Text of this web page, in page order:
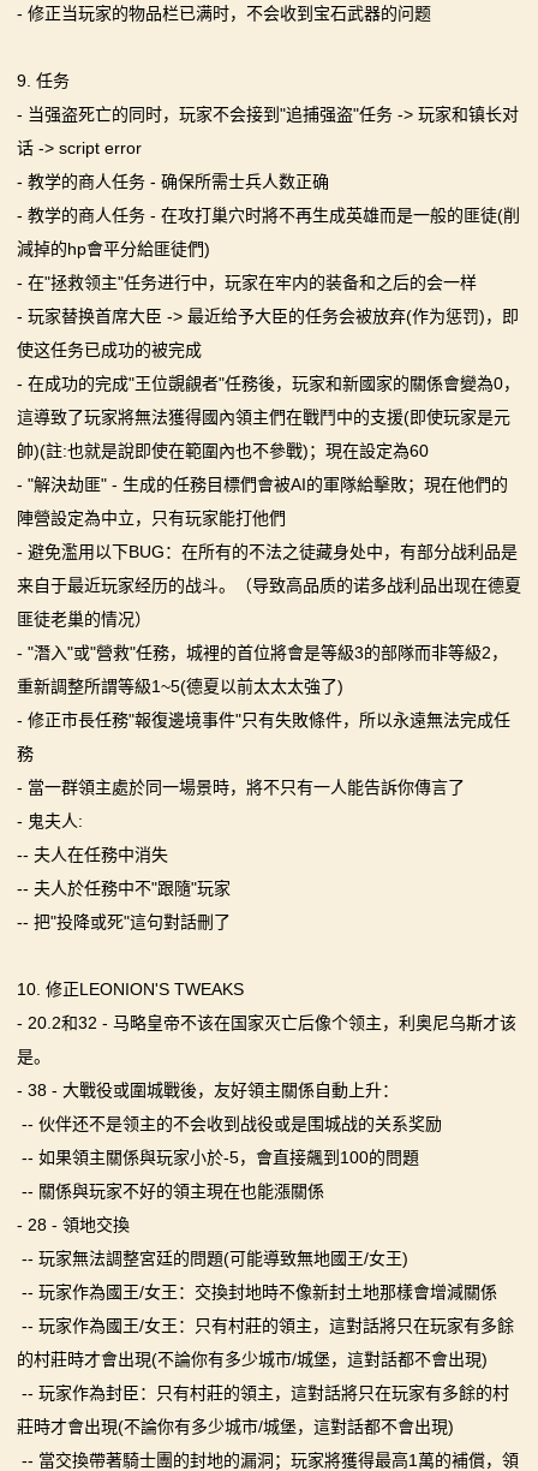
- 修正当玩家的物品栏已满时，不会收到宝石武器的问题
9. 任务
- 当强盗死亡的同时，玩家不会接到"追捕强盗"任务 -> 玩家和镇长对
话 -> script error
- 教学的商人任务 - 确保所需士兵人数正确
- 教学的商人任务 - 在攻打巢穴时將不再生成英雄而是一般的匪徒(削
減掉的hp會平分給匪徒們)
- 在"拯救领主"任务进行中，玩家在牢内的装备和之后的会一样
- 玩家替换首席大臣 -> 最近给予大臣的任务会被放弃(作为惩罚)，即
使这任务已成功的被完成
- 在成功的完成"王位覬覦者"任務後，玩家和新國家的關係會變為0，
這導致了玩家將無法獲得國內領主們在戰鬥中的支援(即使玩家是元
帥)(註:也就是說即使在範圍內也不參戰)；現在設定為60
- "解決劫匪" - 生成的任務目標們會被AI的軍隊給擊敗；現在他們的
陣營設定為中立，只有玩家能打他們
- 避免濫用以下BUG：在所有的不法之徒藏身处中，有部分战利品是
来自于最近玩家经历的战斗。（导致高品质的诺多战利品出现在德夏
匪徒老巢的情况）
- "潛入"或"營救"任務，城裡的首位將會是等級3的部隊而非等級2，
重新調整所謂等級1~5(德夏以前太太太強了)
- 修正市長任務"報復邊境事件"只有失敗條件，所以永遠無法完成任
務
- 當一群領主處於同一場景時，將不只有一人能告訴你傳言了
- 鬼夫人:
-- 夫人在任務中消失
-- 夫人於任務中不"跟隨"玩家
-- 把"投降或死"這句對話刪了
10. 修正LEONION'S TWEAKS
- 20.2和32 - 马略皇帝不该在国家灭亡后像个领主，利奥尼乌斯才该
是。
- 38 - 大戰役或圍城戰後，友好領主關係自動上升：
-- 伙伴还不是领主的不会收到战役或是围城战的关系奖励
-- 如果領主關係與玩家小於-5，會直接飆到100的問題
-- 關係與玩家不好的領主現在也能漲關係
- 28 - 領地交換
-- 玩家無法調整宮廷的問題(可能導致無地國王/女王)
-- 玩家作為國王/女王：交換封地時不像新封土地那樣會增減關係
-- 玩家作為國王/女王：只有村莊的領主，這對話將只在玩家有多餘
的村莊時才會出現(不論你有多少城市/城堡，這對話都不會出現)
-- 玩家作為封臣：只有村莊的領主，這對話將只在玩家有多餘的村
莊時才會出現(不論你有多少城市/城堡，這對話都不會出現)
-- 當交換帶著騎士團的封地的漏洞；玩家將獲得最高1萬的補償，領